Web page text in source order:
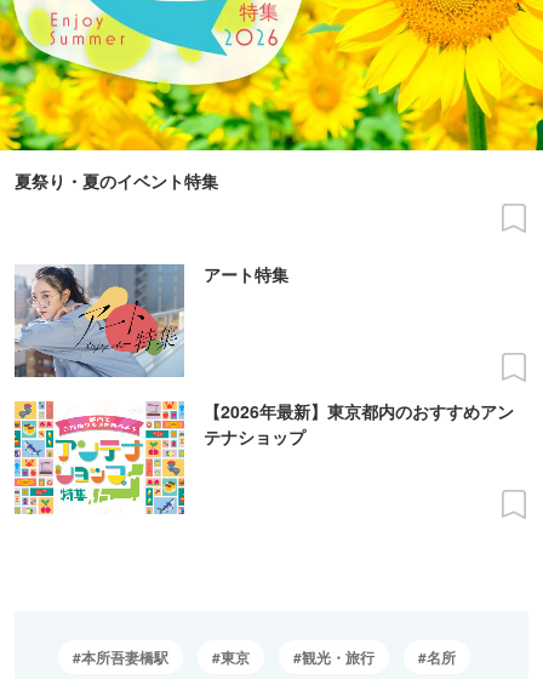
夏祭り・夏のイベント特集
アート特集
【2026年最新】東京都内のおすすめアン
テナショップ
本所吾妻橋駅 東京 観光・旅行 名所